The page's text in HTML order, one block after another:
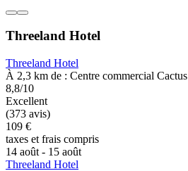
Threeland Hotel
Threeland Hotel
À 2,3 km de : Centre commercial Cactus
8,8/10
Excellent
(373 avis)
109 €
taxes et frais compris
14 août - 15 août
Threeland Hotel